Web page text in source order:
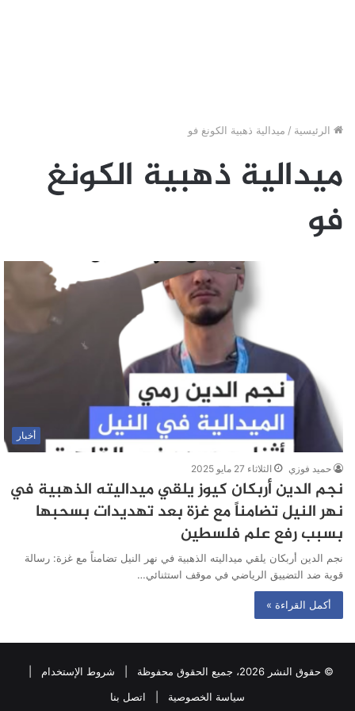
الرئيسية / ميدالية ذهبية الكونغ فو
ميدالية ذهبية الكونغ
فو
أخبار
حميد فوزي الثلاثاء 27 مايو 2025
نجم الدين أربكان كيوز يلقي ميداليته الذهبية في
نهر النيل تضامناً مع غزة بعد تهديدات بسحبها
بسبب رفع علم فلسطين
نجم الدين أربكان يلقي ميداليته الذهبية في نهر النيل تضامناً مع غزة: رسالة
قوية ضد التضييق الرياضي في موقف استثنائي…
أكمل القراءة »
© حقوق النشر 2026، جميع الحقوق محفوظة | شروط الإستخدام
سياسة الخصوصية
اتصل بنا